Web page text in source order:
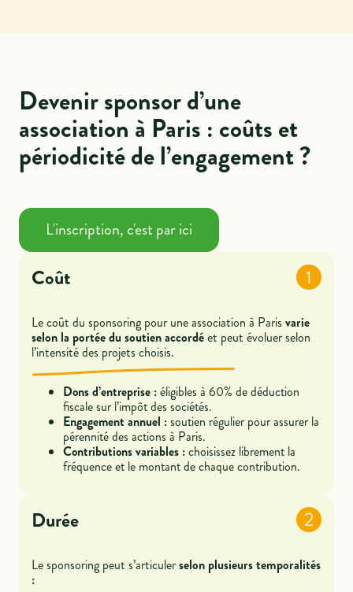
Devenir sponsor d’une
association à Paris : coûts et
périodicité de l’engagement ?
L'inscription, c'est par ici
Coût 1
Le coût du sponsoring pour une association à Parisvarie
selon la portée du soutien accordéet peut évoluer selon
l’intensité des projets choisis.
Dons d’entreprise :éligibles à 60% de déduction
fiscale sur l’impôt des sociétés.
Engagement annuel :soutien régulier pour assurer la
pérennité des actions à Paris.
Contributions variables :choisissez librement la
fréquence et le montant de chaque contribution.
Durée 2
Le sponsoring peut s’articulerselon plusieurs temporalités
: